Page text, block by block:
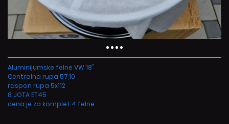
Aluminijumske felne VW 18"
Centralna rupa 57,10
raspon rupa 5x112
8 JOTA ET45
cena je za komplet 4 felne .